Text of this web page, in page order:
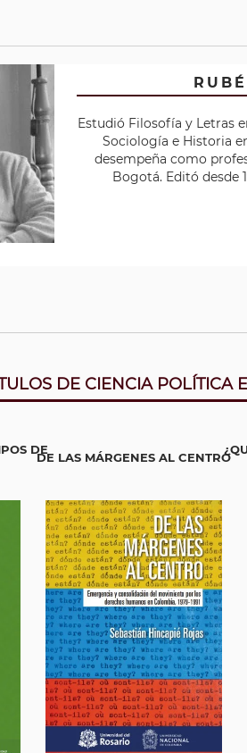
Estudió Filosofía y Letras
Sociología e Historia
desempeña como
Bogotá. Editó desde
DE CIENCIA POLÍTICA
DE
DE LAS MÁRGENES AL CENTRO